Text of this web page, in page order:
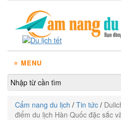
≡ MENU
Cẩm nang du lịch / Tin tức /
điểm du lịch Hàn Quốc đặc sắc